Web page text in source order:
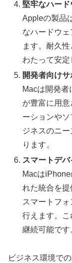
堅牢なハー
Appleの製品
なハードウ
ます。耐久
わたって安定
開発者向け
Macは開発
が豊富に用
ーションや
ジネスのニ
ります。
スマートデ
Macは
れた統合を
スマートフ
行えます。
継続可能です
ビジネス環境で